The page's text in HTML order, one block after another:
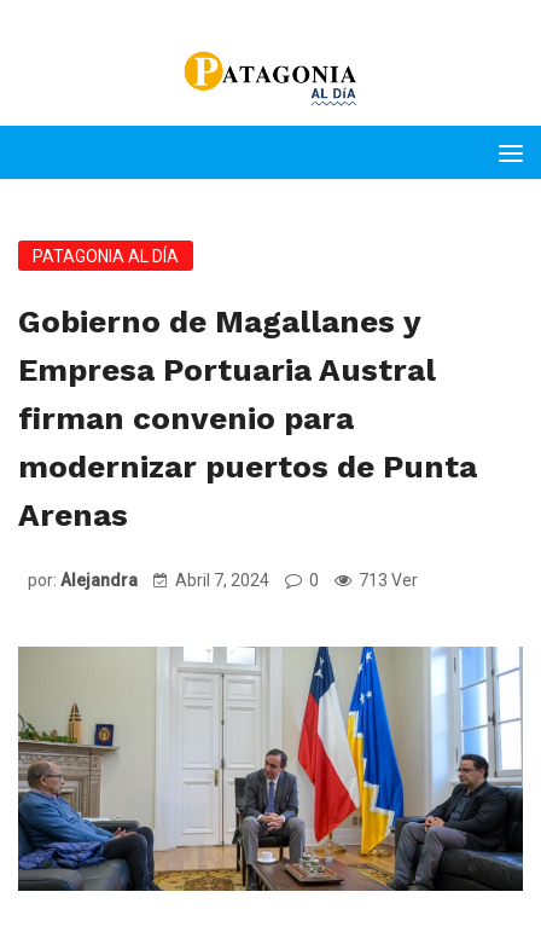
PATAGONIA AL DÍA
Gobierno de Magallanes y
Empresa Portuaria Austral
firman convenio para
modernizar puertos de Punta
Arenas
por: Alejandra Abril 7, 2024 0 713 Ver